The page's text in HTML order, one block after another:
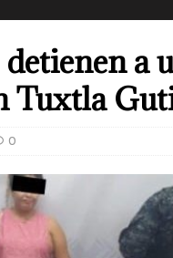
a
Tuxtla
0